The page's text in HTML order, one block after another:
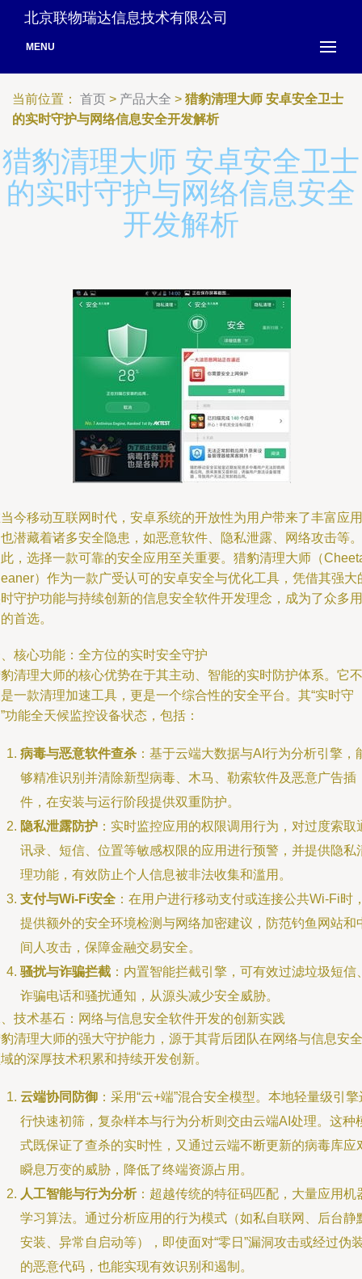
北京联物瑞达信息技术有限公司
MENU
当前位置： 首页 > 产品大全 > 猎豹清理大师 安卓安全卫士
的实时守护与网络信息安全开发解析
猎豹清理大师 安卓安全卫士
的实时守护与网络信息安全
开发解析
今移动互联网时代，安卓系统的开放性为用户带来了丰富应用
潜藏着诸多安全隐患，如恶意软件、隐私泄露、网络攻击等。
，选择一款可靠的安全应用至关重要。猎豹清理大师（
）作为一款广受认可的安卓安全与优化工具，凭借其强大
守护功能与持续创新的信息安全软件开发理念，成为了众多用
首选。
核心功能：全方位的实时安全守护
清理大师的核心优势在于其主动、智能的实时防护体系。它不
一款清理加速工具，更是一个综合性的安全平台。其“实时守
功能全天候监控设备状态，包括：
病毒与恶意软件查杀 ：基于云端大数据与AI行为分析引擎，
够精准识别并清除新型病毒、木马、勒索软件及恶意广告插
件，在安装与运行阶段提供双重防护。
隐私泄露防护 ：实时监控应用的权限调用行为，对过度索取
讯录、短信、位置等敏感权限的应用进行预警，并提供隐私
理功能，有效防止个人信息被非法收集和滥用。
支付与Wi-Fi安全 ：在用户进行移动支付或连接公共Wi-Fi时
提供额外的安全环境检测与网络加密建议，防范钓鱼网站和
间人攻击，保障金融交易安全。
骚扰与诈骗拦截 ：内置智能拦截引擎，可有效过滤垃圾短信
诈骗电话和骚扰通知，从源头减少安全威胁。
技术基石：网络与信息安全软件开发的创新实践
清理大师的强大守护能力，源于其背后团队在网络与信息安全
的深厚技术积累和持续开发创新。
云端协同防御 ：采用“云+端”混合安全模型。本地轻量级引擎
行快速初筛，复杂样本与行为分析则交由云端AI处理。这种
式既保证了查杀的实时性，又通过云端不断更新的病毒库应
瞬息万变的威胁，降低了终端资源占用。
人工智能与行为分析：超越传统的特征码匹配，大量应用机
学习算法。通过分析应用的行为模式（如私自联网、后台静
安装、异常自启动等），即使面对“零日”漏洞攻击或经过伪
的恶意代码，也能实现有效识别和遏制。